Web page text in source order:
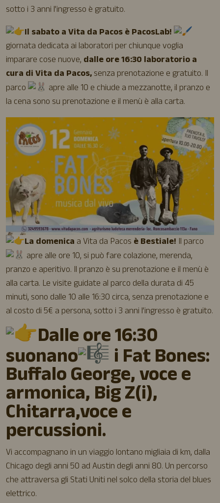
sotto i 3 anni l’ingresso è gratuito.
Il sabato a Vita da Pacos è PacosLab!
giornata dedicata ai laboratori per chiunque voglia
imparare cose nuove, dalle ore 16:30 laboratorio a
cura di Vita da Pacos,senza prenotazione e gratuito. Il
parco
apre alle 10 e chiude a mezzanotte, il pranzo e
la cena sono su prenotazione e il menù è alla carta.
La domenica a Vita da Pacos è Bestiale! Il parco
apre alle ore 10, si può fare colazione, merenda,
pranzo e aperitivo. Il pranzo è su prenotazione e il menù è
alla carta. Le visite guidate al parco della durata di 45
minuti, sono dalle 10 alle 16:30 circa, senza prenotazione e
al costo di 5€ a persona, sotto i 3 anni l’ingresso è gratuito.
Dalle ore 16:30
suonano i Fat Bones:
Buffalo George, voce e
armonica, Big Z(i),
Chitarra,voce e
percussioni.
Vi accompagnano in un viaggio lontano migliaia di km, dalla
Chicago degli anni 50 ad Austin degli anni 80. Un percorso
che attraversa gli Stati Uniti nel solco della storia del blues
elettrico.